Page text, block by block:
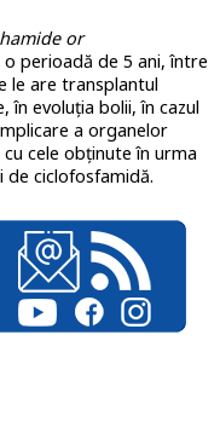
or
perioadă de 5 ani, între
le are transplantul
în evoluția bolii, în cazul
a organelor
cele obținute în urma
ciclofosfamidă.